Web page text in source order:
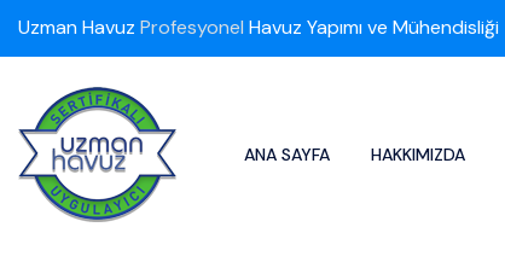
Uzman Havuz Profesyonel Havuz Yapımı ve Mühendisliği
ANA SAYFA HAKKIMIZDA